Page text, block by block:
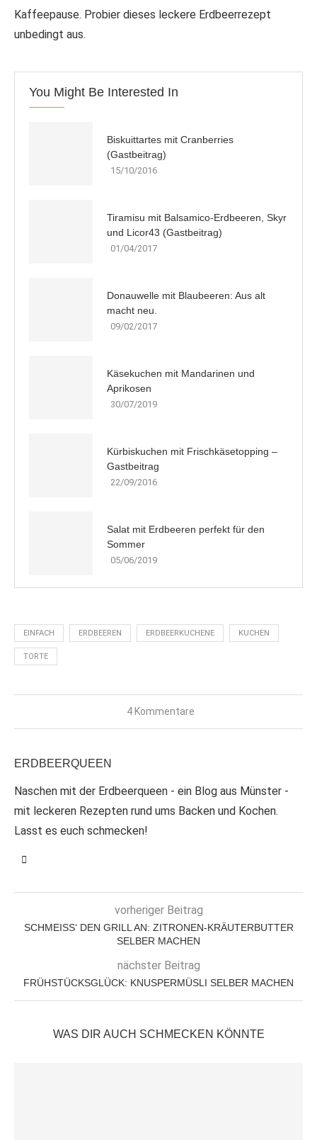
You Might Be Interested In
Biskuittartes mit Cranberries
(Gastbeitrag)
15/10/2016
Tiramisu mit Balsamico-Erdbeeren, Skyr
und Licor43 (Gastbeitrag)
01/04/2017
Donauwelle mit Blaubeeren: Aus alt
macht neu.
09/02/2017
Käsekuchen mit Mandarinen und
Aprikosen
30/07/2019
Kürbiskuchen mit Frischkäsetopping –
Gastbeitrag
22/09/2016
Salat mit Erdbeeren perfekt für den
Sommer
05/06/2019
EINFACH ERDBEEREN ERDBEERKUCHENE KUCHEN
TORTE
4 Kommentare
ERDBEERQUEEN
Naschen mit der Erdbeerqueen - ein Blog aus Münster -
mit leckeren Rezepten rund ums Backen und Kochen.
Lasst es euch schmecken!
vorheriger Beitrag
SCHMEISS‘ DEN GRILL AN: ZITRONEN-KRÄUTERBUTTER S
ELBER MACHEN
nächster Beitrag
FRÜHSTÜCKSGLÜCK: KNUSPERMÜSLI SELBER MACHEN
WAS DIR AUCH SCHMECKEN KÖNNTE